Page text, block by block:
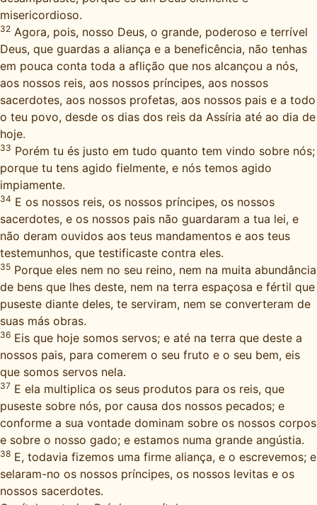
misericordioso.
32 Agora, pois, nosso Deus, o grande, poderoso e terrível
Deus, que guardas a aliança e a beneficência, não tenhas
em pouca conta toda a aflição que nos alcançou a nós,
aos nossos reis, aos nossos príncipes, aos nossos
sacerdotes, aos nossos profetas, aos nossos pais e a todo
o teu povo, desde os dias dos reis da Assíria até ao dia de
hoje.
33 Porém tu és justo em tudo quanto tem vindo sobre nós;
porque tu tens agido fielmente, e nós temos agido
impiamente.
34 E os nossos reis, os nossos príncipes, os nossos
sacerdotes, e os nossos pais não guardaram a tua lei, e
não deram ouvidos aos teus mandamentos e aos teus
testemunhos, que testificaste contra eles.
35 Porque eles nem no seu reino, nem na muita abundância
de bens que lhes deste, nem na terra espaçosa e fértil que
puseste diante deles, te serviram, nem se converteram de
suas más obras.
36 Eis que hoje somos servos; e até na terra que deste a
nossos pais, para comerem o seu fruto e o seu bem, eis
que somos servos nela.
37 E ela multiplica os seus produtos para os reis, que
puseste sobre nós, por causa dos nossos pecados; e
conforme a sua vontade dominam sobre os nossos corpos
e sobre o nosso gado; e estamos numa grande angústia.
38 E, todavia fizemos uma firme aliança, e o escrevemos; e
selaram-no os nossos príncipes, os nossos levitas e os
nossos sacerdotes.